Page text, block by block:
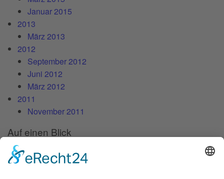
Januar 2015
2013
März 2013
2012
September 2012
Juni 2012
März 2012
2011
November 2011
Auf einen Blick
Forschung